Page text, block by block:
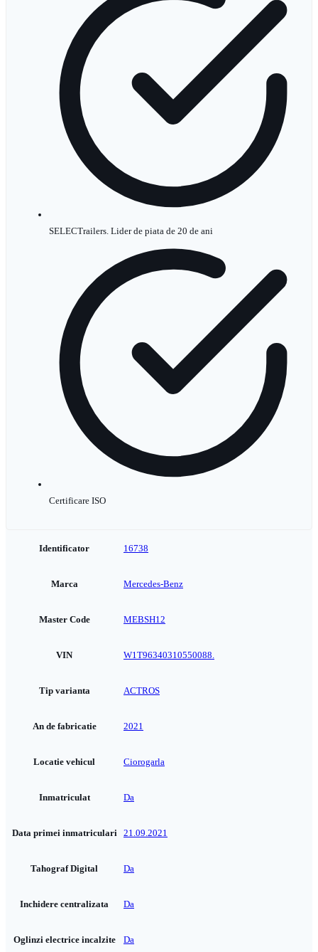
SELECTrailers. Lider de piata de 20 de ani
Certificare ISO
Identificator 16738
Marca Mercedes-Benz
Master Code MEBSH12
VIN W1T96340310550088.
Tip varianta ACTROS
An de fabricatie 2021
Locatie vehicul Ciorogarla
Inmatriculat Da
Data primei inmatriculari 21.09.2021
Tahograf Digital Da
Inchidere centralizata Da
Oglinzi electrice incalzite Da